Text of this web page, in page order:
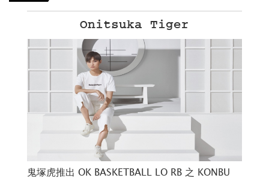
Onitsuka Tiger
鬼塚虎推出 OK BASKETBALL LO RB 之 KONBU